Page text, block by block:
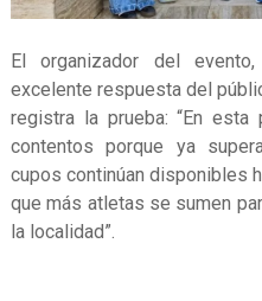
El organizador del
excelente respuesta del
registra la prueba: “En esta
contentos porque ya
cupos continúan disponibles
que más atletas se sumen
la localidad”.